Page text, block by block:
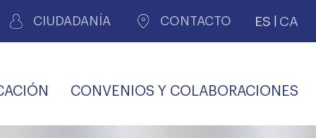
CIUDADANÍA CONTACTO ES CA
CONVENIOS Y COLABORACIONES